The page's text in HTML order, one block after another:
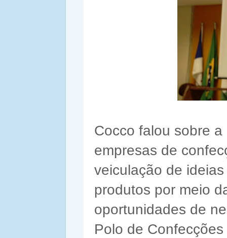
Cocco falou sobre
empresas de
veiculação de
produtos por meio
oportunidades de
Polo de